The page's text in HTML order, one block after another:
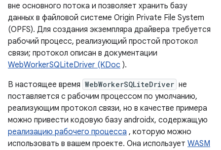
вне основного потока и позволяет хранить базу
данных в файловой системе Origin Private File System
(OPFS). Для создания экземпляра драйвера требуется
рабочий процесс, реализующий простой протокол
связи; протокол описан в документации
WebWorkerSQLiteDriver (KDoc ).
В настоящее время WebWorkerSQLiteDriver не
поставляется с рабочим процессом по умолчанию,
реализующим протокол связи, но в качестве примера
можно привести кодовую базу androidx, содержащую
реализацию рабочего процесса , которую можно
использовать в вашем проекте. Она использует WASM